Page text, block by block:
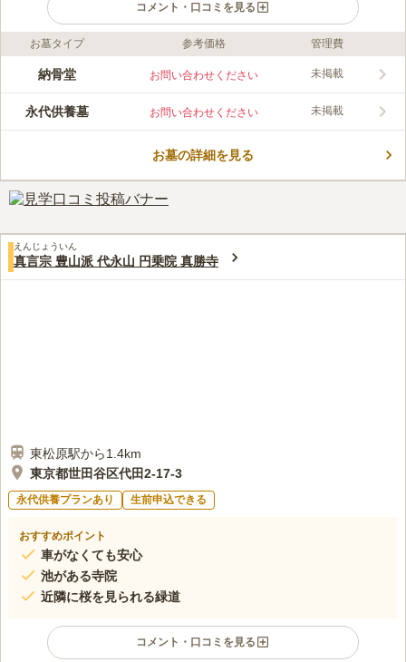
コメント・口コミを見る
ライフドット編集部のコメント
小田急線「経堂駅」から徒歩約8分、東急世田谷線「松原駅」か
設も完備されているため便利です。永代供養墓、納骨堂があり、
継承者がいなくても安心できる寺院になっています。 永代供養
墓のようにお参りができます。
この霊園はまだ誰からも評価されていません。
お墓タイプ 参考価格 管理費
納骨堂 お問い合わせください 未掲載
永代供養墓 お問い合わせください 未掲載
お墓の詳細を見る
えんじょういん
真言宗 豊山派 代永山 円乗院 真勝寺
東松原駅から1.4km
東京都世田谷区代田2-17-3
永代供養プランあり 生前申込できる
おすすめポイント
車がなくても安心
池がある寺院
近隣に桜を見られる緑道
コメント・口コミを見る